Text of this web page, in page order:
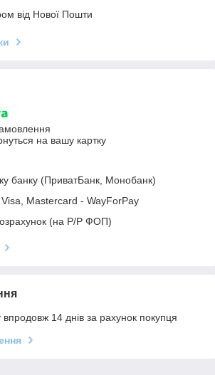
від Нової Пошти
на вашу картку
банку (ПриватБанк, Монобанк)
Mastercard - WayForPay
(на Р/Р ФОП)
14 днів за рахунок покупця